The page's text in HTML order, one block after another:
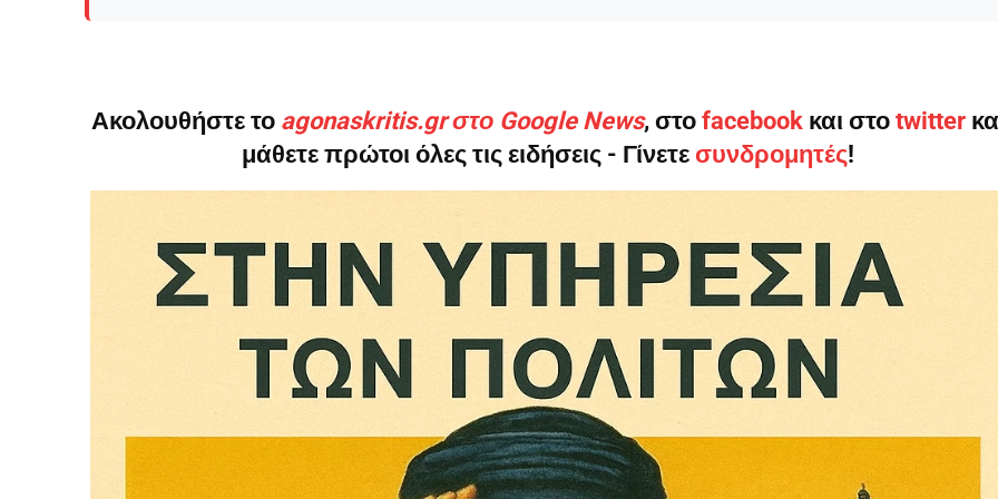
Ακολουθήστε το agonaskritis.gr στο Google News, στο facebook και στο twitter
μάθετε πρώτοι όλες τις ειδήσεις - Γίνετε συνδρομητές!